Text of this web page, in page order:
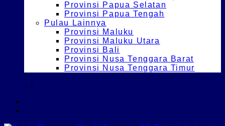
Provinsi Papua Selatan
Provinsi Papua Tengah
Pulau Lainnya
Provinsi Maluku
Provinsi Maluku Utara
Provinsi Bali
Provinsi Nusa Tenggara Barat
Provinsi Nusa Tenggara Timur
/